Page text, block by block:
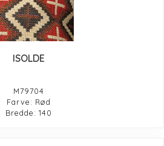
ISOLDE
M79704
Farve: Rød
Bredde: 140